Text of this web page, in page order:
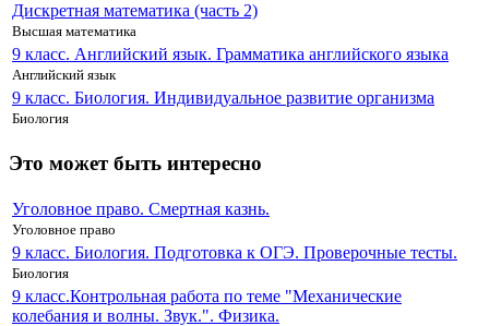
Дискретная математика (часть 2)
Высшая математика
9 класс. Английский язык. Грамматика английского языка
Английский язык
9 класс. Биология. Индивидуальное развитие организма
Биология
Это может быть интересно
Уголовное право. Смертная казнь.
Уголовное право
9 класс. Биология. Подготовка к ОГЭ. Проверочные тесты.
Биология
9 класс.Контрольная работа по теме "Механические
колебания и волны. Звук.". Физика.